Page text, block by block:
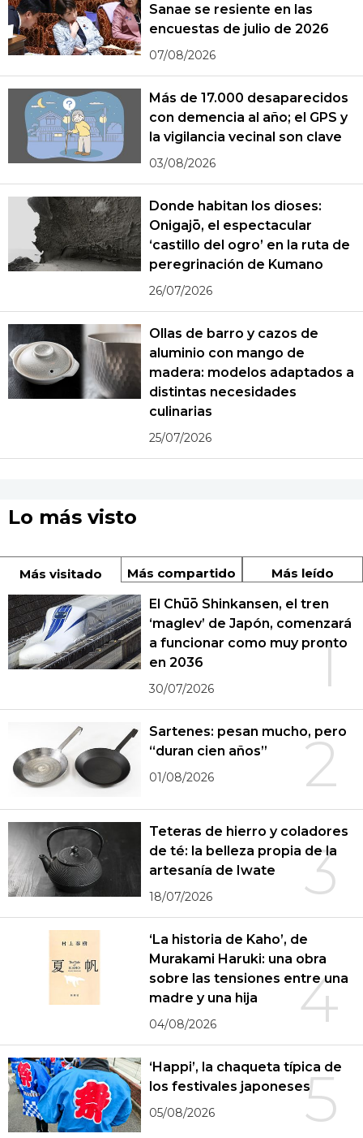
Sanae se resiente en las
encuestas de julio de 2026
07/08/2026
Más de 17.000 desaparecidos
con demencia al año; el GPS y
la vigilancia vecinal son clave
03/08/2026
Donde habitan los dioses:
Onigajō, el espectacular
‘castillo del ogro’ en la ruta de
peregrinación de Kumano
26/07/2026
Ollas de barro y cazos de
aluminio con mango de
madera: modelos adaptados a
distintas necesidades
culinarias
25/07/2026
Lo más visto
Más visitado Más compartido Más leído
1
El Chūō Shinkansen, el tren
‘maglev’ de Japón, comenzará
a funcionar como muy pronto
en 2036
30/07/2026
2
Sartenes: pesan mucho, pero
“duran cien años”
01/08/2026
3
Teteras de hierro y coladores
de té: la belleza propia de la
artesanía de Iwate
18/07/2026
4
‘La historia de Kaho’, de
Murakami Haruki: una obra
sobre las tensiones entre una
madre y una hija
04/08/2026
5
‘Happi’, la chaqueta típica de
los festivales japoneses
05/08/2026